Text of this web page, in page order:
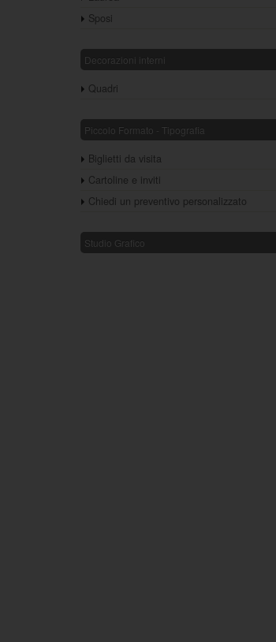
Sposi
Decorazioni interni
Quadri
Piccolo Formato - Tipografia
Biglietti da visita
Cartoline e inviti
Chiedi un preventivo personalizzato
Studio Grafico